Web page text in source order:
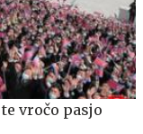
vročo pasjo